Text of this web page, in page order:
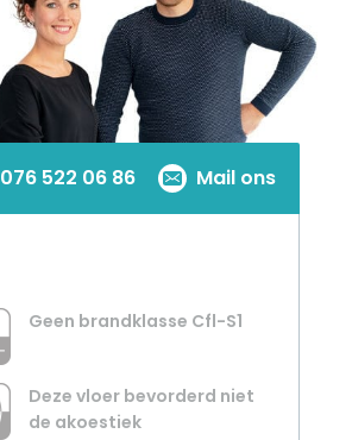
076 522 06 86 Mail ons
Geen brandklasse Cfl-S1
Deze vloer bevorderd niet
de akoestiek